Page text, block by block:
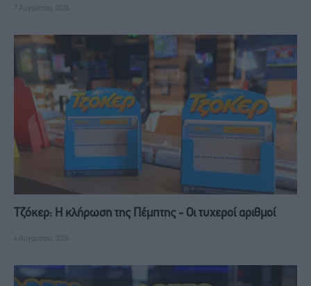
7 Αυγούστου, 2026
Τζόκερ: Η κλήρωση της Πέμπτης - Οι τυχεροί αριθμοί
6 Αυγούστου, 2026